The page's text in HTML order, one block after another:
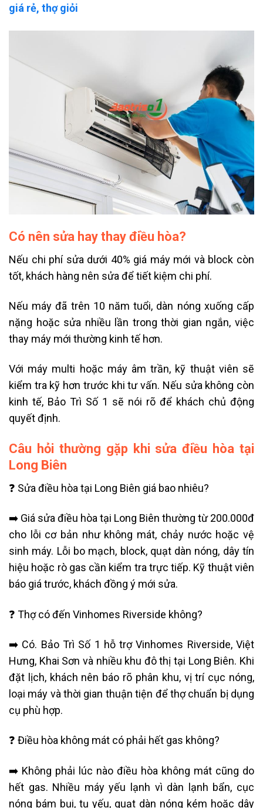
giá rẻ, thợ giỏi
Có nên sửa hay thay điều hòa?
Nếu chi phí sửa dưới 40% giá máy mới và block còn
tốt, khách hàng nên sửa để tiết kiệm chi phí.
Nếu máy đã trên 10 năm tuổi, dàn nóng xuống cấp
nặng hoặc sửa nhiều lần trong thời gian ngắn, việc
thay máy mới thường kinh tế hơn.
Với máy multi hoặc máy âm trần, kỹ thuật viên sẽ
kiểm tra kỹ hơn trước khi tư vấn. Nếu sửa không còn
kinh tế, Bảo Trì Số 1 sẽ nói rõ để khách chủ động
quyết định.
Câu hỏi thường gặp khi sửa điều hòa tại
Long Biên
❓ Sửa điều hòa tại Long Biên giá bao nhiêu?
➡️ Giá sửa điều hòa tại Long Biên thường từ 200.000đ
cho lỗi cơ bản như không mát, chảy nước hoặc vệ
sinh máy. Lỗi bo mạch, block, quạt dàn nóng, dây tín
hiệu hoặc rò gas cần kiểm tra trực tiếp. Kỹ thuật viên
báo giá trước, khách đồng ý mới sửa.
❓ Thợ có đến Vinhomes Riverside không?
➡️ Có. Bảo Trì Số 1 hỗ trợ Vinhomes Riverside, Việt
Hưng, Khai Sơn và nhiều khu đô thị tại Long Biên. Khi
đặt lịch, khách nên báo rõ phân khu, vị trí cục nóng,
loại máy và thời gian thuận tiện để thợ chuẩn bị dụng
cụ phù hợp.
❓ Điều hòa không mát có phải hết gas không?
➡️ Không phải lúc nào điều hòa không mát cũng do
hết gas. Nhiều máy yếu lạnh vì dàn lạnh bẩn, cục
nóng bám bụi, tụ yếu, quạt dàn nóng kém hoặc dây